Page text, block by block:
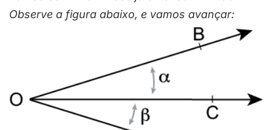
Observe a figura abaixo, e vamos avançar: